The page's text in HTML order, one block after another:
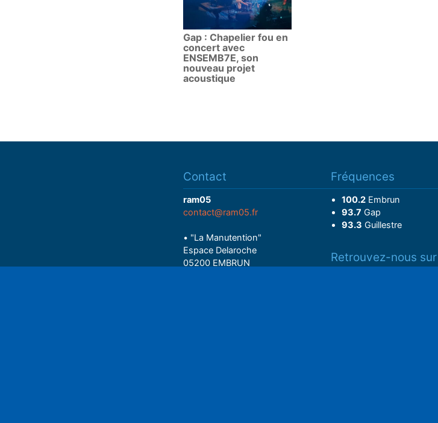
Gap : Chapelier fou en
concert avec
ENSEMB7E, son
nouveau projet
acoustique
Contact
ram05
contact@ram05.fr
• "La Manutention"
Espace Delaroche
05200 EMBRUN
Fréquences
100.2Embrun
93.7 Gap
93.3 Guillestre
Retrouvez-nous sur